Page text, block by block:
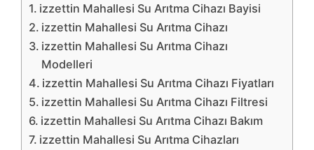
izzettin Mahallesi Su Arıtma Cihazı Bayisi
izzettin Mahallesi Su Arıtma Cihazı
izzettin Mahallesi Su Arıtma Cihazı
Modelleri
izzettin Mahallesi Su Arıtma Cihazı Fiyatları
izzettin Mahallesi Su Arıtma Cihazı Filtresi
izzettin Mahallesi Su Arıtma Cihazı Bakım
izzettin Mahallesi Su Arıtma Cihazları